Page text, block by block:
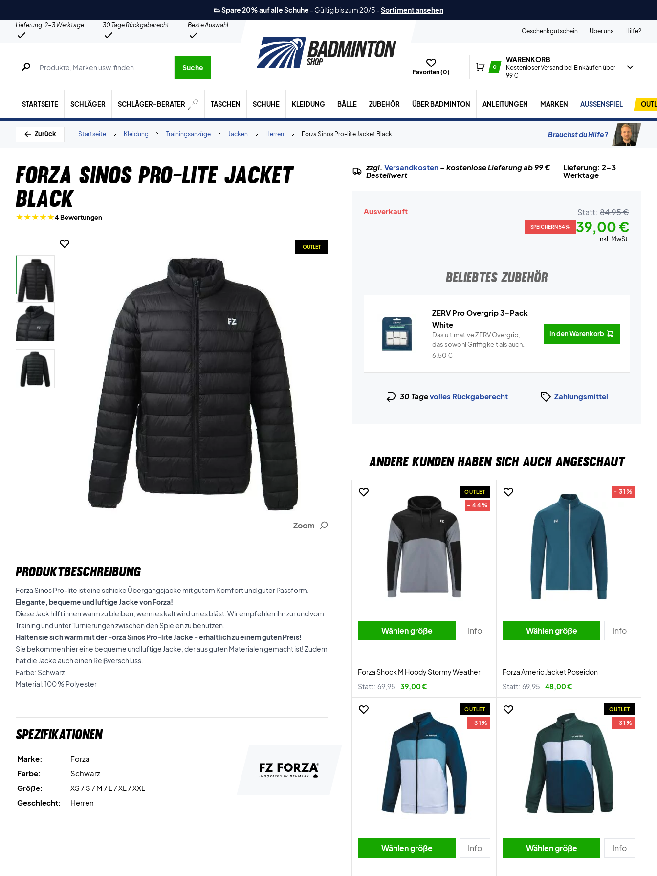
👟 Spare 20% auf alle Schuhe - Gültig bis zum 20/5 -Sortiment ansehen
Lieferung: 2-3 Werktage 30 Tage Rückgaberecht
Beste Auswahl
Geschenkgutschein
Über uns Hilfe?
Suche nach Produkten, Marken usw.
Suche
Favoriten (0)
0
WARENKORB
Kostenloser Versand bei Einkäufen über
99 €
STARTSEITE SCHLÄGER SCHLÄGER-BERATER TASCHEN SCHUHE KLEIDUNG BÄLLE ZUBEHÖR ÜBER BADMINTON ANLEITUNGEN MARKEN AUSSENSPIEL
Zurück Forza Sinos Pro-lite Jacket Black
Herren
Jacken
Trainingsanzüge
Kleidung
Startseite Brauchst du Hilfe?
Forza Sinos Pro-lite Jacket
Black
4 Bewertungen
Zoom
OUTLET
PRODUKTBESCHREIBUNG
Forza Sinos Pro-lite ist eine schicke Übergangsjacke mit gutem Komfort und guter Passform.
Elegante, bequeme und luftige Jacke von Forza!
Diese Jack hilft ihnen warm zu bleiben, wenn es kalt wird un es bläst. Wir empfehlen ihn zur und vom
Training und unter Turnierungen zwischen den Spielen zu benutzen.
Halten sie sich warm mit der Forza Sinos Pro-lite Jacke - erhältlich zu einem guten Preis!
Sie bekommen hier eine bequeme und luftige Jacke, der aus guten Materialen gemacht ist! Zudem
hat die Jacke auch einen Reißverschluss.
Farbe: Schwarz
Material: 100 % Polyester
Spezifikationen
Marke:
Forza
Farbe:
Schwarz
Größe:
XS / S / M / L / XL / XXL
Geschlecht:
Herren
zzgl. Versandkosten– kostenlose Lieferung ab 99 €
Bestellwert
Lieferung: 2-3
Werktage
Ausverkauft Statt: 84,95 €
SPEICHERN 54% 39,00 €
inkl. MwSt.
BELIEBTES ZUBEHÖR
ZERV Pro Overgrip 3-Pack
White
Das ultimative ZERV Overgrip,
das sowohl Griffigkeit als auch
Komf...
6,50€
In den Warenkorb
30 Tagevolles Rückgaberecht Zahlungsmittel
ANDERE KUNDEN HABEN SICH AUCH ANGESCHAUT
OUTLET
- 44%
Wählen größe Info
Forza Shock M Hoody Stormy Weather
Statt: 69,95 39,00 €
- 31%
Wählen größe Info
Forza Americ Jacket Poseidon
Statt: 69,95 48,00 €
OUTLET
- 31%
Wählen größe Info
OUTLET
- 31%
Wählen größe Info